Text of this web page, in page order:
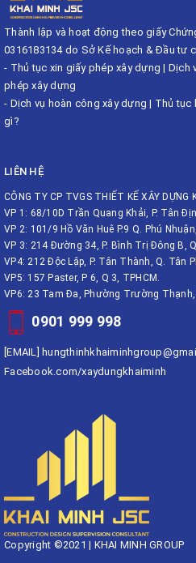
Thành lập và hoạt động theo giấy
0316183134 do Sở Kế hoạch & Đầu tư
- Thủ tục xin giấy phép xây dựng | Dịch
phép xây dựng
- Dịch vụ hoàn công xây dựng | Thủ tục
gì?
LIÊN HỆ
CÔNG TY CP TVGS THIẾT KẾ XÂY DỰNG
VP 1: 68/10D Trần Quang Khải, P. Tân
VP 2: 101/9 Hồ Văn Huê P.9 Q. Phú
VP 3: 214 Đường 34, P. Bình Trị Đông B,
VP4: 212 Độc Lập, P. Tân Thành, Q. Tân
VP5: 157 Paster, P 6, Q 3, TPHCM.
VP6: 23 Tam Đa, Phường Trường Thạnh,
0901 999 998
[EMAIL]
Facebook.com/xaydungkhaiminh
Copyright ©2021 | KHAI MINH GROUP